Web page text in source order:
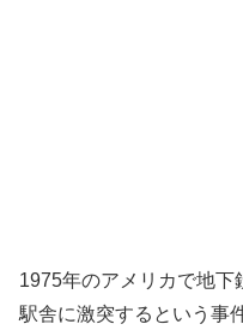
1975年のアメリカで地下
駅舎に激突するという事